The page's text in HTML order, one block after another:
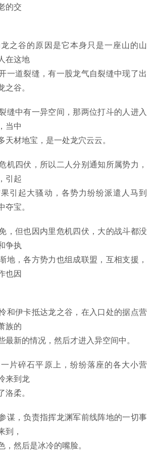
的交
谷的原因是它本身只是一座山的山
在这地
一道裂缝，有一股龙气自裂缝中现了出
谷。
中有一异空间，那两位打斗的人进入
当中
天材地宝，是一处龙穴云云。
四伏，所以二人分别通知所属势力，
引起
引起大骚动，各势力纷纷派遣人马到
宝。
但也因内里危机四伏，大的战斗都没
争执
地，各方势力也组成联盟，互相支援，
也因
伊卡抵达龙之谷，在入口处的据点营
族的
最新的情况，然后才进入异空间中。
碎石平原上，纷纷落座的各大小营
来到龙
柔。
，负责指挥龙渊军前线阵地的一切事
到，
，然后是冰冷的嘴脸。